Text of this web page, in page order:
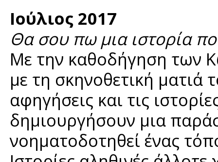
Ιούλιος 2017
Θα σου πω μια ιστορία
Με την καθοδήγηση των
με τη σκηνοθετική ματιά
αφηγήσεις και τις
δημιουργήσουν μια
νοηματοδοτηθεί ένας